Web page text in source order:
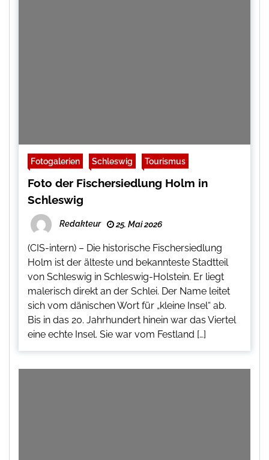
Fotogalerien Schleswig Tourismus
Foto der Fischersiedlung Holm in
Schleswig
Redakteur 25. Mai 2026
(CIS-intern) – Die historische Fischersiedlung
Holm ist der älteste und bekannteste Stadtteil
von Schleswig in Schleswig-Holstein. Er liegt
malerisch direkt an der Schlei. Der Name leitet
sich vom dänischen Wort für „kleine Insel“ ab.
Bis in das 20. Jahrhundert hinein war das Viertel
eine echte Insel. Sie war vom Festland […]